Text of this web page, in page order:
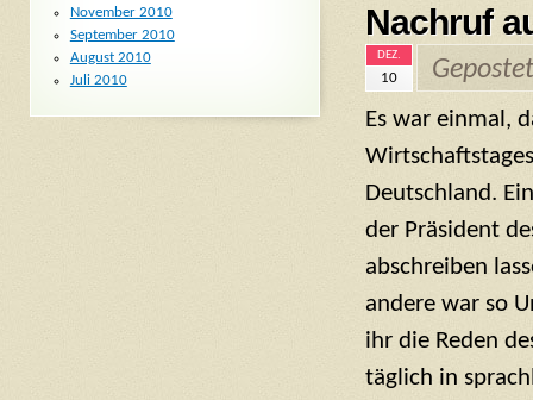
Nachruf
DEZ.
10
Es war einmal,
Deutschland.
der Präsident
abschreiben
andere war so
ihr die Reden
täglich in
November 2010
September 2010
August 2010
Juli 2010